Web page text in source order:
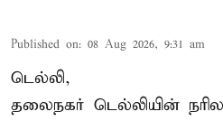
Published on: 08 Aug 2026, 9:31 am
டெல்லி,
தலைநகர் டெல்லியின்